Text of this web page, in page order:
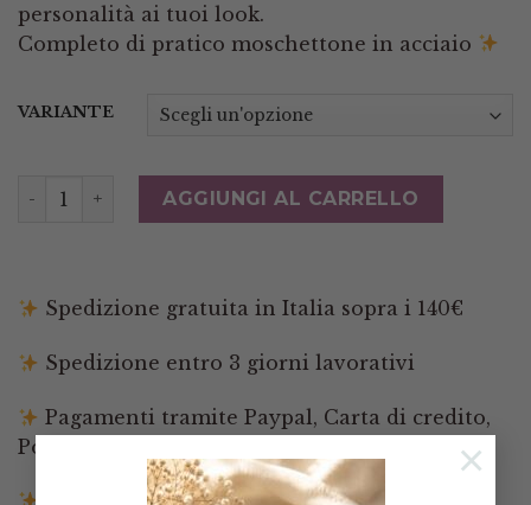
×
personalità ai tuoi look.
Completo di pratico moschettone in acciaio
VARIANTE
Ciondolo Pendente Turchese Naturale Corallo Perla
AGGIUNGI AL CARRELLO
Spedizione gratuita in Italia sopra i 140€
Spedizione entro 3 giorni lavorativi
Pagamenti tramite Paypal, Carta di credito,
Postepay e Scalapay